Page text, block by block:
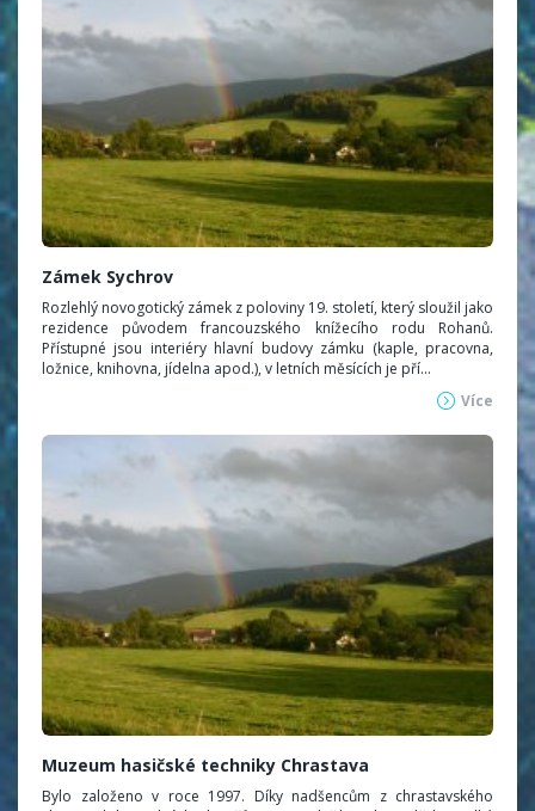
Zámek Sychrov
Rozlehlý novogotický zámek z poloviny 19. století, který sloužil jako
rezidence původem francouzského knížecího rodu Rohanů.
Přístupné jsou interiéry hlavní budovy zámku (kaple, pracovna,
ložnice, knihovna, jídelna apod.), v letních měsících je pří...
Více
Muzeum hasičské techniky Chrastava
Bylo založeno v roce 1997. Díky nadšencům z chrastavského